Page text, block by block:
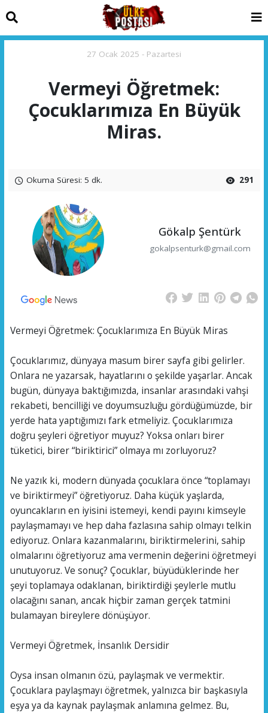
27 Ocak 2025 - Pazartesi
Vermeyi Öğretmek:
Çocuklarımıza En Büyük
Miras.
Okuma Süresi: 5 dk. 291
Gökalp Şentürk
gokalpsenturk@gmail.com
Vermeyi Öğretmek: Çocuklarımıza En Büyük Miras
Çocuklarımız, dünyaya masum birer sayfa gibi gelirler.
Onlara ne yazarsak, hayatlarını o şekilde yaşarlar. Ancak
bugün, dünyaya baktığımızda, insanlar arasındaki vahşi
rekabeti, bencilliği ve doyumsuzluğu gördüğümüzde, bir
yerde hata yaptığımızı fark etmeliyiz. Çocuklarımıza
doğru şeyleri öğretiyor muyuz? Yoksa onları birer
tüketici, birer “biriktirici” olmaya mı zorluyoruz?
Ne yazık ki, modern dünyada çocuklara önce “toplamayı
ve biriktirmeyi” öğretiyoruz. Daha küçük yaşlarda,
oyuncakların en iyisini istemeyi, kendi payını kimseyle
paylaşmamayı ve hep daha fazlasına sahip olmayı telkin
ediyoruz. Onlara kazanmalarını, biriktirmelerini, sahip
olmalarını öğretiyoruz ama vermenin değerini öğretmeyi
unutuyoruz. Ve sonuç? Çocuklar, büyüdüklerinde her
şeyi toplamaya odaklanan, biriktirdiği şeylerle mutlu
olacağını sanan, ancak hiçbir zaman gerçek tatmini
bulamayan bireylere dönüşüyor.
Vermeyi Öğretmek, İnsanlık Dersidir
Oysa insan olmanın özü, paylaşmak ve vermektir.
Çocuklara paylaşmayı öğretmek, yalnızca bir başkasıyla
eşya ya da kaynak paylaşmak anlamına gelmez. Bu,